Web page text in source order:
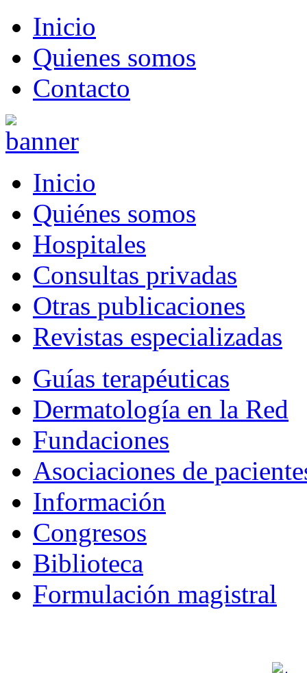
Inicio
Quienes somos
Contacto
Inicio
Quiénes somos
Hospitales
Consultas privadas
Otras publicaciones
Revistas especializadas
Guías terapéuticas
Dermatología en la Red
Fundaciones
Asociaciones de
Información
Congresos
Biblioteca
Formulación magistral